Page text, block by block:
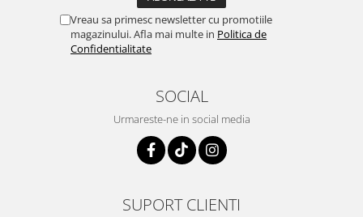
Vreau sa primesc newsletter cu promotiile
magazinului. Afla mai multe in Politica de
Confidentialitate
SOCIAL
Urmareste-ne in social media
SUPORT CLIENTI